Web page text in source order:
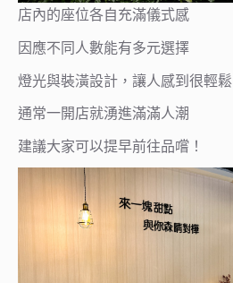
店內的座位各自充滿儀式感
因應不同人數能有多元選擇
燈光與裝潢設計，讓人感到很輕鬆
通常一開店就湧進滿滿人潮
建議大家可以提早前往品嚐！